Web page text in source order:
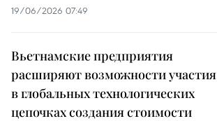
19/06/2026 07:49
Вьетнамские предприятия
расширяют возможности участия
в глобальных технологических
цепочках создания стоимости